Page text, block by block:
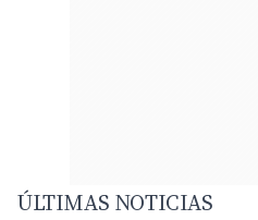
ÚLTIMAS NOTICIAS